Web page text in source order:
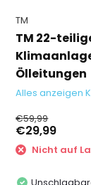
TM
TM 22-
Ölleitungen
Alles anzeigen
€59,99
€29,99
Nicht auf